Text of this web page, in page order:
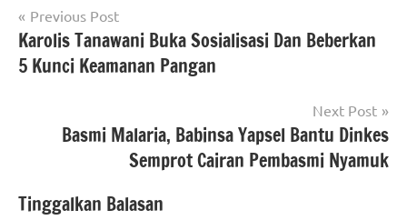
Navigasi
pos
Previous Post
Karolis Tanawani Buka Sosialisasi Dan Beberkan
5 Kunci Keamanan Pangan
Next Post
Basmi Malaria, Babinsa Yapsel Bantu Dinkes
Semprot Cairan Pembasmi Nyamuk
Tinggalkan Balasan